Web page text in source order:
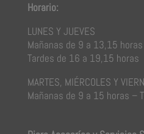
Horario:
LUNES Y JUEVES
Mañanas de 9 a 13,15 horas
Tardes de 16 a 19,15 horas
MARTES, MIÉRCOLES Y
Mañanas de 9 a 15 horas –